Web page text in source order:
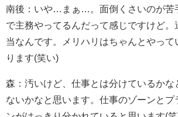
南後：いや…まぁ…。面倒くさいのが苦
で主務やってるんだって感じですけど。
当なんです。メリハリはちゃんとやって
ります(笑い)
森：汚いけど、仕事とは分けているかな
ないかなと思います。仕事のゾーンとプ